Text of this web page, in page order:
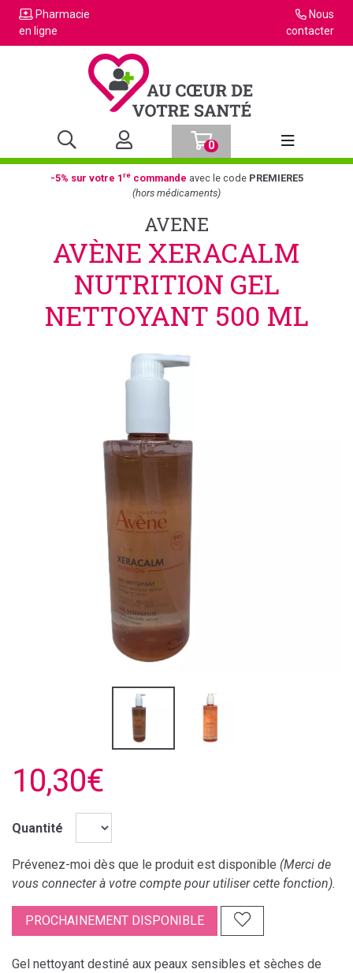
Pharmacie
en ligne
Nous
contacter
0
Afficher la
-5% sur votre 1recommande avec le code PREMIERE5
(hors médicaments)
AVENE
AVÈNE XERACALM
NUTRITION GEL
NETTOYANT 500 ML
10,30€
Quantité
Prévenez-moi dès que le produit est disponible (Merci de
vous connecter à votre compte pour utiliser cette fonction).
PROCHAINEMENT DISPONIBLE
Gel nettoyant destiné aux peaux sensibles et sèches de